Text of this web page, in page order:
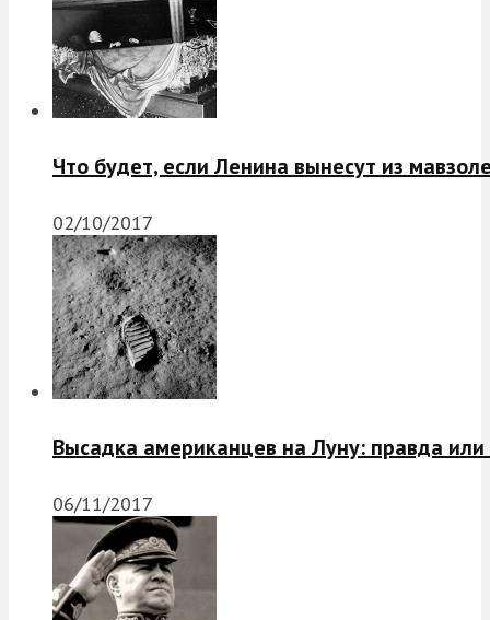
Что будет, если Ленина вынесут из
02/10/2017
Высадка американцев на Луну: правда
06/11/2017